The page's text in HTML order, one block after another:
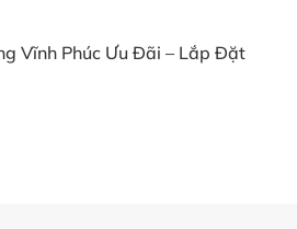
Vĩnh Phúc Ưu Đãi – Lắp Đặt